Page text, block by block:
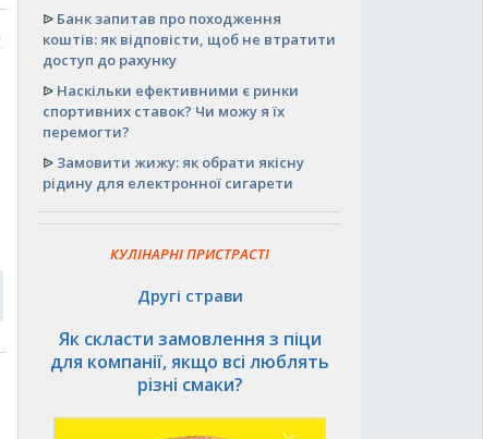
ᐉ Банк запитав про походження
коштів: як відповісти, щоб не втратити
доступ до рахунку
ᐉ Наскільки ефективними є ринки
спортивних ставок? Чи можу я їх
перемогти?
ᐉ Замовити жижу: як обрати якісну
рідину для електронної сигарети
КУЛІНАРНІ ПРИСТРАСТІ
Другі страви
Як скласти замовлення з піци
для компанії, якщо всі люблять
різні смаки?